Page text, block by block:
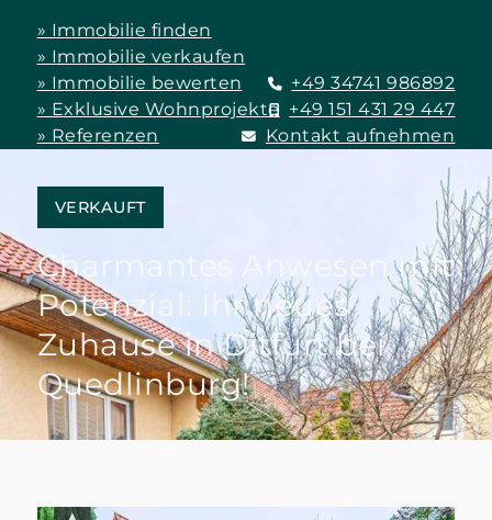
» Immobilie finden
» Immobilie verkaufen
» Immobilie bewerten
» Exklusive Wohnprojekte
» Referenzen
+49 34741 986892
+49 151 431 29 447
Kontakt aufnehmen
VERKAUFT
Charmantes Anwesen mit
Potenzial: Ihr neues
Zuhause in Ditfurt bei
Quedlinburg!